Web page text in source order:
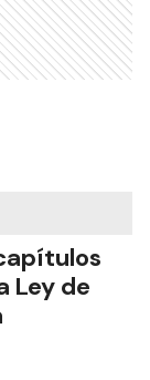
Ley de